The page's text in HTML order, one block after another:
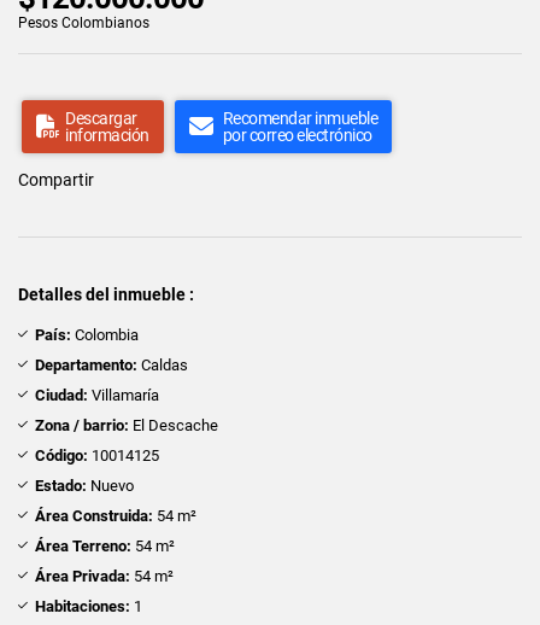
Pesos Colombianos
Descargar
información
Recomendar inmueble
por correo electrónico
Compartir
Detalles del inmueble :
País: Colombia
Departamento: Caldas
Ciudad: Villamaría
Zona / barrio: El Descache
Código: 10014125
Estado: Nuevo
Área Construida: 54 m²
Área Terreno: 54 m²
Área Privada: 54 m²
Habitaciones: 1